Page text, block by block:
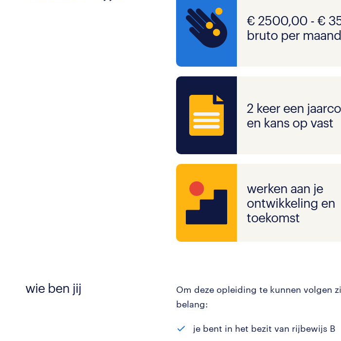
€ 2500,00 - €
bruto per maand
2 keer een
en kans op vast
werken aan je
ontwikkeling en
toekomst
wie ben jij
Om deze opleiding te kunnen volgen
belang:
je bent in het bezit van rijbewijs B